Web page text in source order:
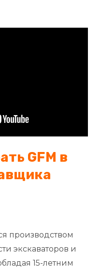
GFM в
производством
экскаваторов и
15-летним